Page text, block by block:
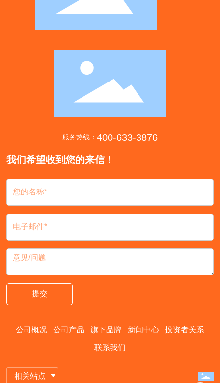
服务热线： 400-633-3876
我们希望收到您的来信！
提交
公司概况 公司产品 旗下品牌 新闻中心 投资者关系
联系我们
相关站点